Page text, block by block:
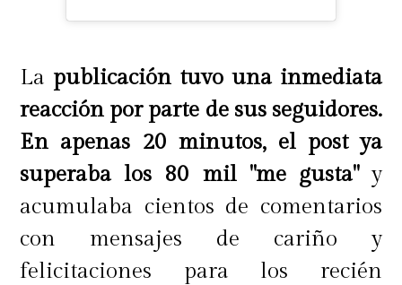
La publicación tuvo una inmediata
reacción por parte de sus seguidores.
En apenas 20 minutos, el post ya
superaba los 80 mil "me gusta"y
acumulaba cientos de comentarios
con mensajes de cariño y
felicitaciones para los recién